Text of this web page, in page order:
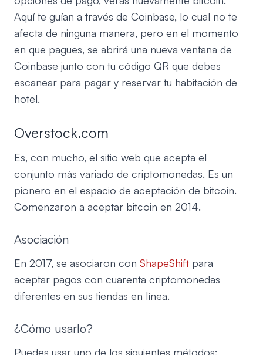
Aquí te guían a través de Coinbase, lo cual no te
afecta de ninguna manera, pero en el momento
en que pagues, se abrirá una nueva ventana de
Coinbase junto con tu código QR que debes
escanear para pagar y reservar tu habitación de
hotel.
Overstock.com
Es, con mucho, el sitio web que acepta el
conjunto más variado de criptomonedas. Es un
pionero en el espacio de aceptación de bitcoin.
Comenzaron a aceptar bitcoin en 2014.
Asociación
En 2017, se asociaron con ShapeShift para
aceptar pagos con cuarenta criptomonedas
diferentes en sus tiendas en línea.
¿Cómo usarlo?
Puedes usar uno de los siguientes métodos: